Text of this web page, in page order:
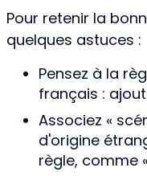
Pour retenir la
quelques astuces :
Pensez à la
français : ajout
Associez «
d'origine
règle, comme